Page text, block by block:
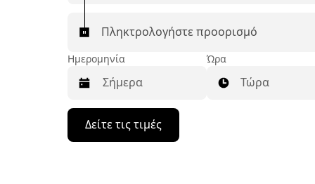
Πληκτρολογήστε προορισμό
Ημερομηνία
Πατήστε
πλήκτρο
Ώρα
Τώρα
Δείτε τις τιμές